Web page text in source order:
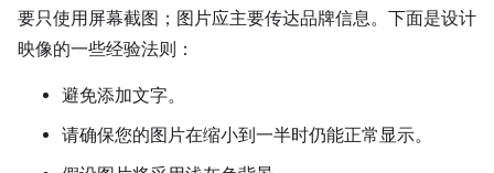
要只使用屏幕截图；图片应主要传达品牌信息。下面是设计
映像的一些经验法则：
避免添加文字。
请确保您的图片在缩小到一半时仍能正常显示。